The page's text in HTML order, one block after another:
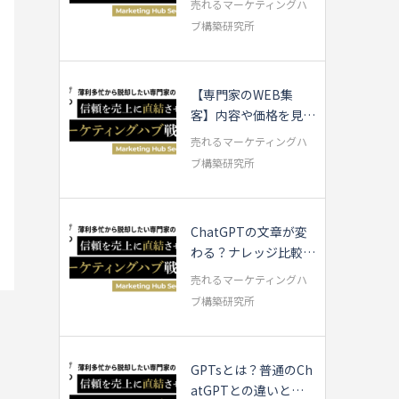
売れるマーケティングハ
ブ構築研究所
【専門家のWEB集
客】内容や価格を見直
す前に確認すべき3...
売れるマーケティングハ
ブ構築研究所
ChatGPTの文章が変
わる？ナレッジ比較し
てみました
売れるマーケティングハ
ブ構築研究所
GPTsとは？普通のCh
atGPTとの違いと使